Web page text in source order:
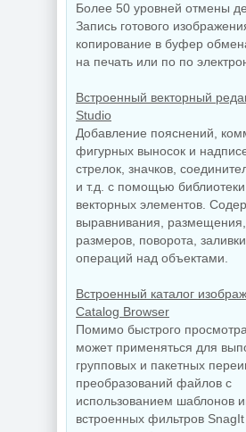
Windows 10 LTSC
AG 07.2026
NEW
26H1
Blackmagic
Design DaVinci
Resolve Studio
21.0.3 Build 7 by
KpoJIuK
NEW
схем
NEW
Более 50 уровней отмены
Запись готового
копирование в буфер
на печать или по по
Встроенный векторный
Studio
Добавление пояснений,
фигурных выносок и
стрелок, значков,
и т.д. с помощью библиотеки
векторных элементов.
выравнивания,
размеров, поворота,
операций над объектами.
Встроенный каталог
Catalog Browser
Помимо быстрого
может применяться для
групповых и пакетных
преобразований файлов с
использованием шаблонов
встроенных фильтров